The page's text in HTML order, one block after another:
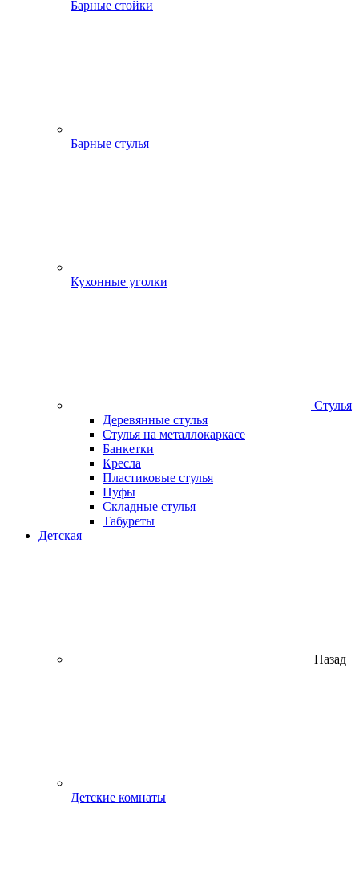
Барные стойки
Барные стулья
Кухонные уголки
Стулья
Деревянные стулья
Стулья на металлокаркасе
Банкетки
Кресла
Пластиковые стулья
Пуфы
Складные стулья
Табуреты
Детская
Назад
Детские комнаты